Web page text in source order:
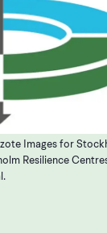
Images for
Resilience